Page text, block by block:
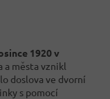
1920 v
a města vznikl
doslova ve dvorní
s pomocí